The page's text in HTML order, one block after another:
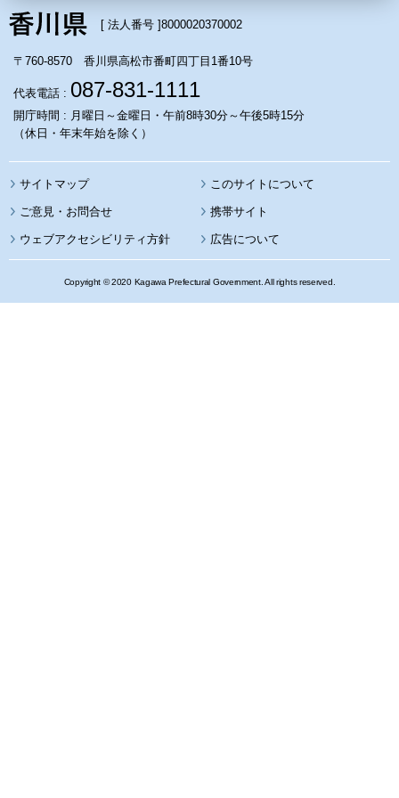
[ 法人番号 ]8000020370002
〒760-8570 香川県高松市番町四丁目1番10号
代表電話 : 087-831-1111
開庁時間 : 月曜日～金曜日・午前8時30分～午後5時15分
（休日・年末年始を除く）
サイトマップ このサイトについて
携帯サイト
ウェブアクセシビリティ方針 広告について
Copyright © 2020 Kagawa Prefectural Government. All rights reserved.